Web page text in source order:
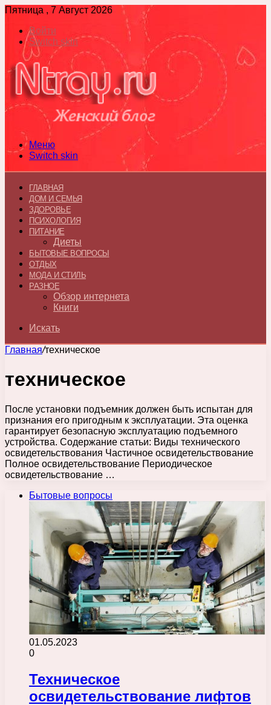
Пятница , 7 Август 2026
Войти
Switch skin
Меню
Switch skin
ГЛАВНАЯ
ДОМ И СЕМЬЯ
ЗДОРОВЬЕ
ПСИХОЛОГИЯ
ПИТАНИЕ
Диеты
БЫТОВЫЕ ВОПРОСЫ
ОТДЫХ
МОДА И СТИЛЬ
РАЗНОЕ
Обзор интернета
Книги
Искать
Главная/техническое
техническое
После установки подъемник должен быть испытан для
признания его пригодным к эксплуатации. Эта оценка
гарантирует безопасную эксплуатацию подъемного
устройства. Содержание статьи: Виды технического
освидетельствования Частичное освидетельствование
Полное освидетельствование Периодическое
освидетельствование …
Бытовые вопросы
01.05.2023
0
Техническое
освидетельствование лифтов